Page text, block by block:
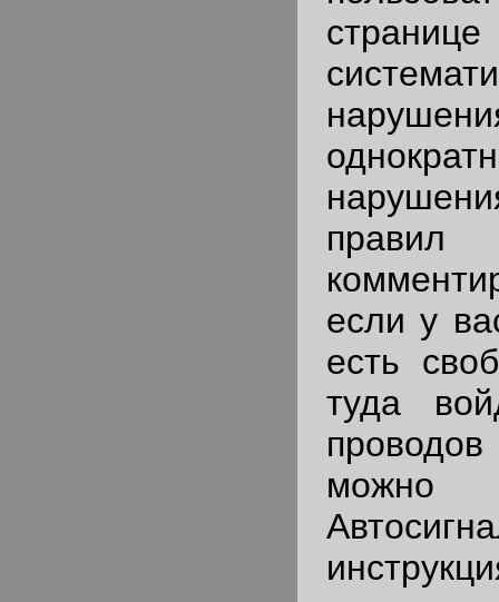
правил
если у
есть
туда
можно